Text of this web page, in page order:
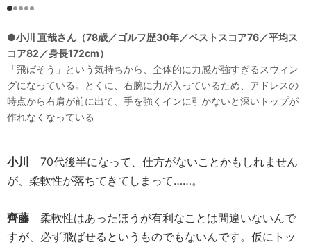
●小川 直哉さん（78歳／ゴルフ歴30年／ベストスコア76／平均ス
コア82／身長172cm）
「飛ばそう」という気持ちから、全体的に力感が強すぎるスウィン
グになっている。とくに、右腕に力が入っているため、アドレスの
時点から右肩が前に出て、手を強くインに引かないと深いトップが
作れなくなっている
小川 70代後半になって、仕方がないことかもしれません
が、柔軟性が落ちてきてしまって……。
齊藤 柔軟性はあったほうが有利なことは間違いないんで
すが、必ず飛ばせるというものでもないんです。仮にトッ